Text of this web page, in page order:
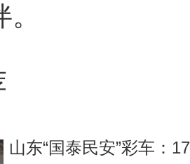
山东“国泰民安”彩车：